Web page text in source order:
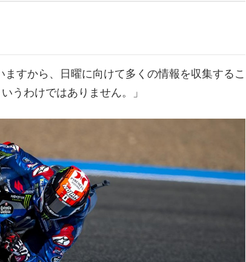
すから、日曜に向けて多くの情報を収集するこ
うわけではありません。」